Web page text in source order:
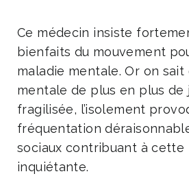
Ce médecin insiste
bienfaits du mouvement
maladie mentale. Or on sait
mentale de plus en plus de
fragilisée, l’isolement
fréquentation
sociaux contribuant à cette
inquiétante.